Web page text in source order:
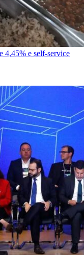
4,45% e self-service